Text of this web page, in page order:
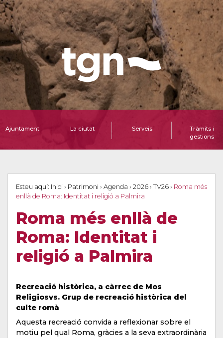
Ajuntament La ciutat Serveis
Tràmits i
gestions
Esteu aquí: Inici › Patrimoni › Agenda › 2026 › TV26 › Roma més
enllà de Roma: Identitat i religió a Palmira
Roma més enllà de
Roma: Identitat i
religió a Palmira
Recreació històrica, a càrrec de Mos
Religiosvs. Grup de recreació històrica del
culte romà
Aquesta recreació convida a reflexionar sobre el
motiu pel qual Roma, gràcies a la seva extraordinària